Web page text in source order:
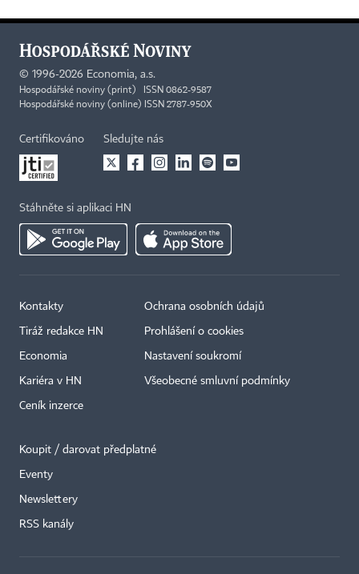
© 1996-2026 Economia, a.s.
Hospodářské noviny (print) ISSN 0862-9587
Hospodářské noviny (online) ISSN 2787-950X
Certifikováno Sledujte nás
Stáhněte si aplikaci HN
Kontakty
Tiráž redakce HN
Economia
Kariéra v HN
Ceník inzerce
Ochrana osobních údajů
Prohlášení o cookies
Nastavení soukromí
Všeobecné smluvní podmínky
Koupit / darovat předplatné
Eventy
Newslettery
RSS kanály